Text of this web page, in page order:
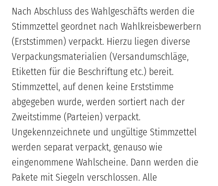
Nach Abschluss des Wahlgeschäfts werden die
Stimmzettel geordnet nach Wahlkreisbewerbern
(Erststimmen) verpackt. Hierzu liegen diverse
Verpackungsmaterialien (Versandumschläge,
Etiketten für die Beschriftung etc.) bereit.
Stimmzettel, auf denen keine Erststimme
abgegeben wurde, werden sortiert nach der
Zweitstimme (Parteien) verpackt.
Ungekennzeichnete und ungültige Stimmzettel
werden separat verpackt, genauso wie
eingenommene Wahlscheine. Dann werden die
Pakete mit Siegeln verschlossen. Alle